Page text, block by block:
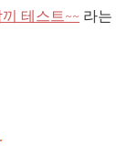
테스트~~ 라는